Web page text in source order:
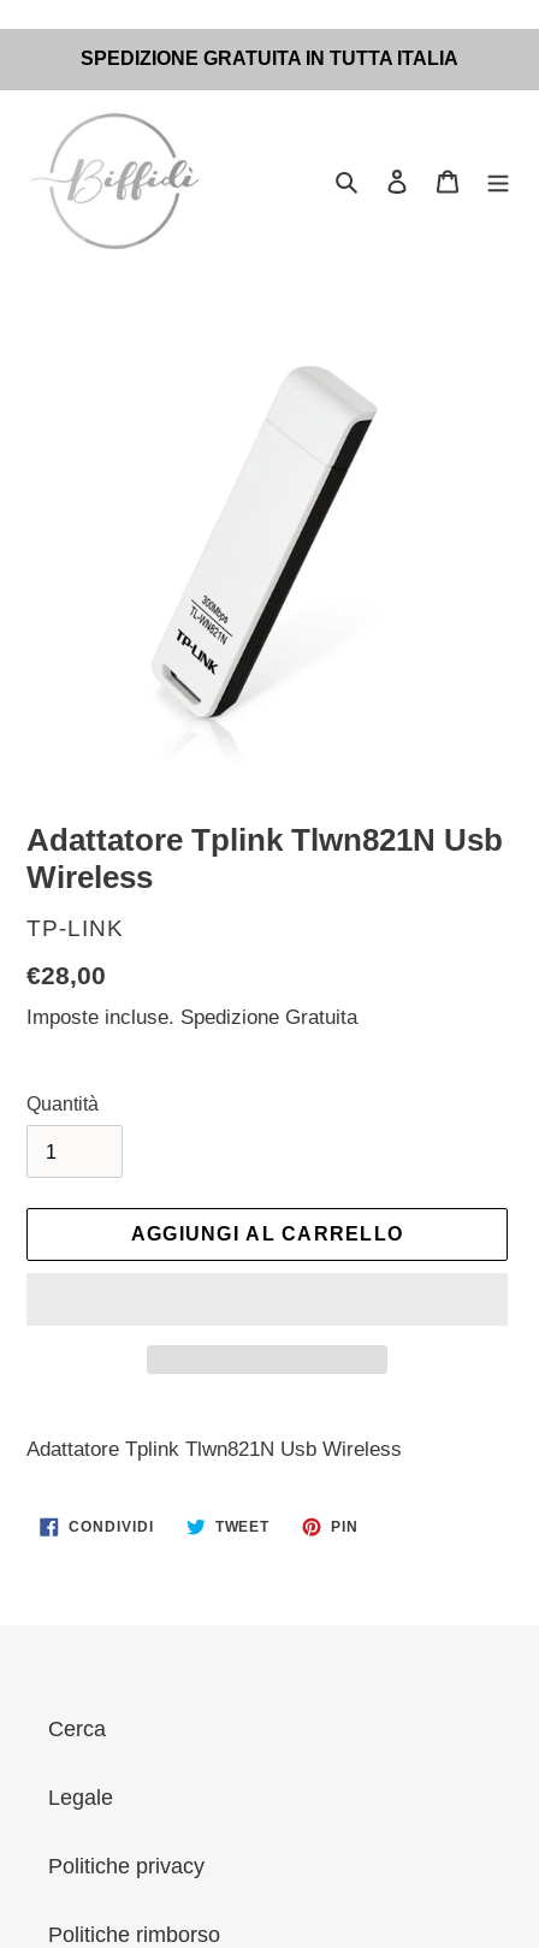
contenuti
SPEDIZIONE GRATUITA IN TUTTA ITALIA
Cerca Accedi Carrello
Adattatore Tplink Tlwn821N Usb
Wireless
VENDITORE
TP-LINK
Prezzo
di
€28,00
Imposte incluse. Spedizione Gratuita
Quantità
AGGIUNGI AL CARRELLO
del
carrello
Adattatore Tplink Tlwn821N Usb Wireless
CONDIVIDI CONDIVIDITWEETTWITTA
PIN
Cerca
Legale
Politiche privacy
Politiche rimborso